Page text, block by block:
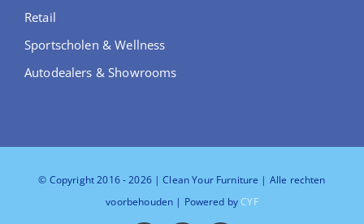
Retail
Sportscholen & Wellness
Autodealers & Showrooms
© Copyright 2016 - 2026 | Clean Your Furniture | Alle rechten
voorbehouden | Powered byCYF